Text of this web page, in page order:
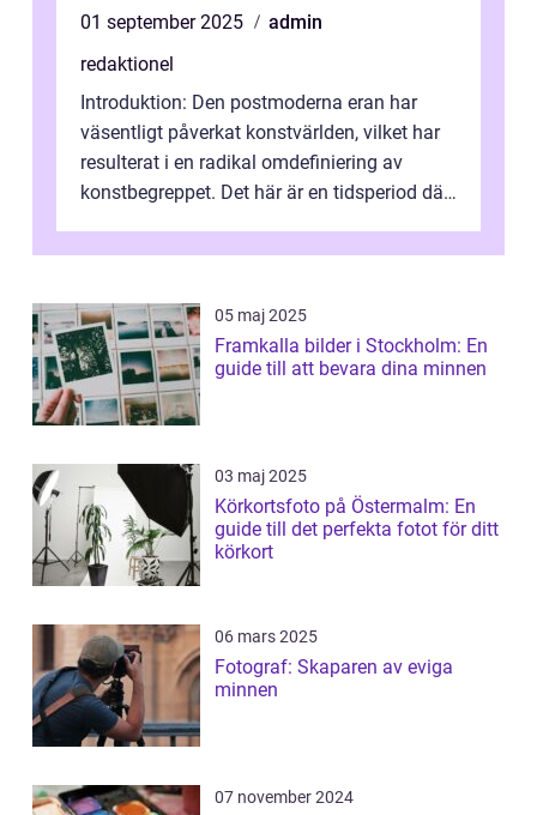
01 september 2025
admin
redaktionel
Introduktion: Den postmoderna eran har
väsentligt påverkat konstvärlden, vilket har
resulterat i en radikal omdefiniering av
konstbegreppet. Det här är en tidsperiod där
05 maj 2025
Framkalla bilder i Stockholm: En
guide till att bevara dina minnen
03 maj 2025
Körkortsfoto på Östermalm: En
guide till det perfekta fotot för ditt
körkort
06 mars 2025
Fotograf: Skaparen av eviga
minnen
07 november 2024